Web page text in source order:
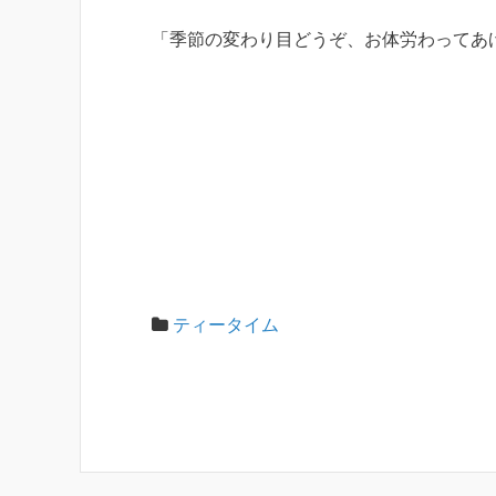
「季節の変わり目どうぞ、お体労わってあ
ティータイム